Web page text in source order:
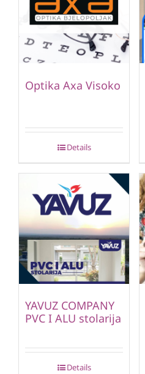
Optika Axa Visoko
Details
YAVUZ COMPANY
PVC I ALU stolarija
Details